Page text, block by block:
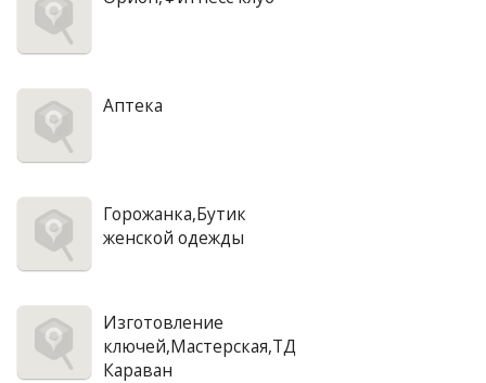
Аптека
Горожанка,Бутик
женской одежды
Изготовление
ключей,Мастерская,ТД
Караван